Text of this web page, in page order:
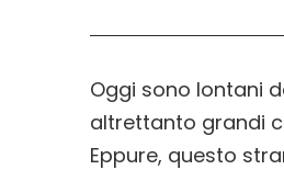
Oggi sono lontani
altrettanto grandi
Eppure, questo